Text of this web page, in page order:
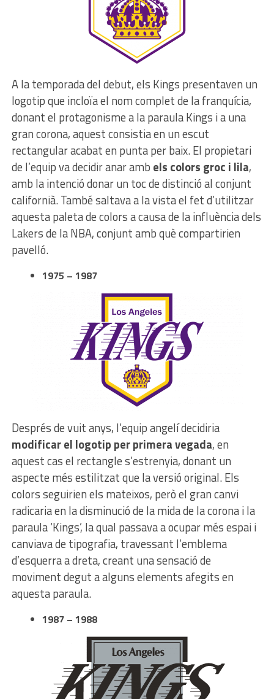
A la temporada del debut, els Kings presentaven un
logotip que incloïa el nom complet de la franquícia,
donant el protagonisme a la paraula Kings i a una
gran corona, aquest consistia en un escut
rectangular acabat en punta per baix. El propietari
de l’equip va decidir anar amb els colors groc i lila,
amb la intenció donar un toc de distinció al conjunt
californià. També saltava a la vista el fet d’utilitzar
aquesta paleta de colors a causa de la influència dels
Lakers de la NBA, conjunt amb què compartirien
pavelló.
1975 – 1987
Després de vuit anys, l’equip angelí decidiria
modificar el logotip per primera vegada, en
aquest cas el rectangle s’estrenyia, donant un
aspecte més estilitzat que la versió original. Els
colors seguirien els mateixos, però el gran canvi
radicaria en la disminució de la mida de la corona i la
paraula ‘Kings’, la qual passava a ocupar més espai i
canviava de tipografia, travessant l’emblema
d’esquerra a dreta, creant una sensació de
moviment degut a alguns elements afegits en
aquesta paraula.
1987 – 1988